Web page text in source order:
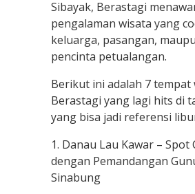
Sibayak, Berastagi
pengalaman wisata yang
keluarga, pasangan,
pencinta petualangan.
Berikut ini adalah 7 tempat
Berastagi yang lagi hits di
yang bisa jadi referensi
1. Danau Lau Kawar – Spot
dengan Pemandangan
Sinabung